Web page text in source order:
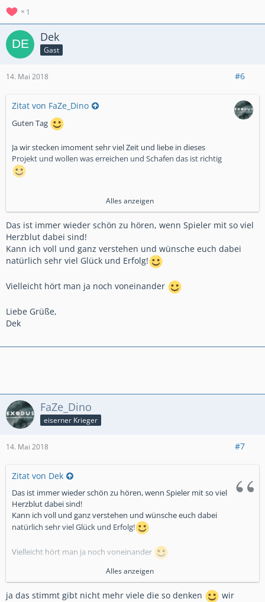
LG Hell 😊
Hallo
was erreichen wollen mit dem Aufbau lehne ich das Angebot
LG team Exødus
1
Dek
Gast
14. Mai 2018 #6
Zitat von FaZe_Dino
Guten Tag
Ja wir stecken imoment sehr viel Zeit und liebe in dieses
Projekt und wollen was erreichen und Schafen das ist richtig
Suche nach Leute die uns begleiten auf diesen Weg
Aber Trd danke für dieses Angebot
Wünschen euch alles gute und viel Erfolg bei euren Aufbau
Lg Team Exødus
Alles anzeigen
Das ist immer wieder schön zu hören, wenn Spieler mit so viel
Herzblut dabei sind!
Kann ich voll und ganz verstehen und wünsche euch dabei
natürlich sehr viel Glück und Erfolg!
Vielleicht hört man ja noch voneinander
Liebe Grüße,
Dek
FaZe_Dino
eiserner Krieger
14. Mai 2018 #7
Zitat von Dek
Das ist immer wieder schön zu hören, wenn Spieler mit so viel
Herzblut dabei sind!
Kann ich voll und ganz verstehen und wünsche euch dabei
natürlich sehr viel Glück und Erfolg!
Vielleicht hört man ja noch voneinander
Alles anzeigen
ja das stimmt gibt nicht mehr viele die so denken
wir